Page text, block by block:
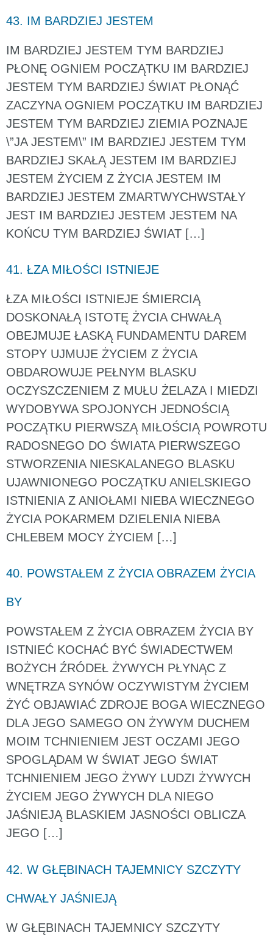
43. IM BARDZIEJ JESTEM
IM BARDZIEJ JESTEM TYM BARDZIEJ
PŁONĘ OGNIEM POCZĄTKU IM BARDZIEJ
JESTEM TYM BARDZIEJ ŚWIAT PŁONĄĆ
ZACZYNA OGNIEM POCZĄTKU IM BARDZIEJ
JESTEM TYM BARDZIEJ ZIEMIA POZNAJE
\”JA JESTEM\” IM BARDZIEJ JESTEM TYM
BARDZIEJ SKAŁĄ JESTEM IM BARDZIEJ
JESTEM ŻYCIEM Z ŻYCIA JESTEM IM
BARDZIEJ JESTEM ZMARTWYCHWSTAŁY
JEST IM BARDZIEJ JESTEM JESTEM NA
KOŃCU TYM BARDZIEJ ŚWIAT […]
41. ŁZA MIŁOŚCI ISTNIEJE
ŁZA MIŁOŚCI ISTNIEJE ŚMIERCIĄ
DOSKONAŁĄ ISTOTĘ ŻYCIA CHWAŁĄ
OBEJMUJE ŁASKĄ FUNDAMENTU DAREM
STOPY UJMUJE ŻYCIEM Z ŻYCIA
OBDAROWUJE PEŁNYM BLASKU
OCZYSZCZENIEM Z MUŁU ŻELAZA I MIEDZI
WYDOBYWA SPOJONYCH JEDNOŚCIĄ
POCZĄTKU PIERWSZĄ MIŁOŚCIĄ POWROTU
RADOSNEGO DO ŚWIATA PIERWSZEGO
STWORZENIA NIESKALANEGO BLASKU
UJAWNIONEGO POCZĄTKU ANIELSKIEGO
ISTNIENIA Z ANIOŁAMI NIEBA WIECZNEGO
ŻYCIA POKARMEM DZIELENIA NIEBA
CHLEBEM MOCY ŻYCIEM […]
40. POWSTAŁEM Z ŻYCIA OBRAZEM ŻYCIA
BY
POWSTAŁEM Z ŻYCIA OBRAZEM ŻYCIA BY
ISTNIEĆ KOCHAĆ BYĆ ŚWIADECTWEM
BOŻYCH ŹRÓDEŁ ŻYWYCH PŁYNĄC Z
WNĘTRZA SYNÓW OCZYWISTYM ŻYCIEM
ŻYĆ OBJAWIAĆ ZDROJE BOGA WIECZNEGO
DLA JEGO SAMEGO ON ŻYWYM DUCHEM
MOIM TCHNIENIEM JEST OCZAMI JEGO
SPOGLĄDAM W ŚWIAT JEGO ŚWIAT
TCHNIENIEM JEGO ŻYWY LUDZI ŻYWYCH
ŻYCIEM JEGO ŻYWYCH DLA NIEGO
JAŚNIEJĄ BLASKIEM JASNOŚCI OBLICZA
JEGO […]
42. W GŁĘBINACH TAJEMNICY SZCZYTY
CHWAŁY JAŚNIEJĄ
W GŁĘBINACH TAJEMNICY SZCZYTY